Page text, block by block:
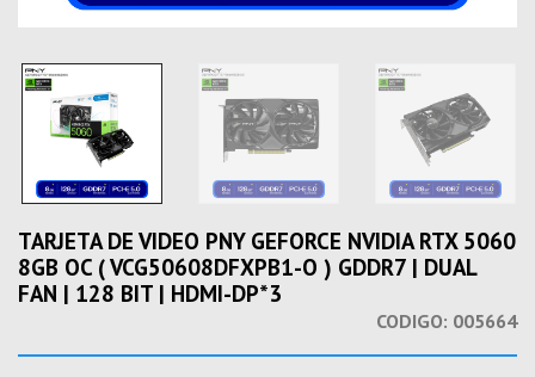
TARJETA DE VIDEO PNY GEFORCE NVIDIA RTX 5060
8GB OC ( VCG50608DFXPB1-O ) GDDR7 | DUAL
FAN | 128 BIT | HDMI-DP*3
CODIGO: 005664